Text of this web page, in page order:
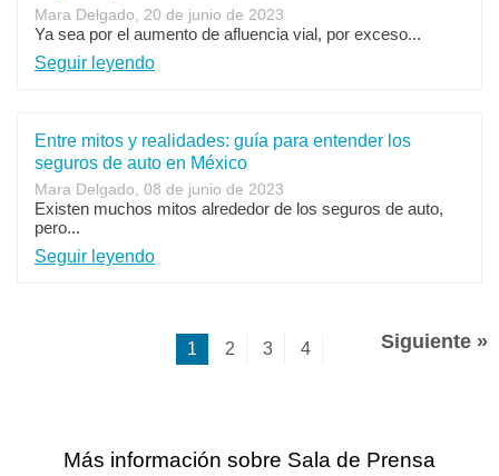
Mara Delgado, 20 de junio de 2023
Ya sea por el aumento de afluencia vial, por exceso...
Seguir leyendo
Entre mitos y realidades: guía para entender los
seguros de auto en México
Mara Delgado, 08 de junio de 2023
Existen muchos mitos alrededor de los seguros de auto,
pero...
Seguir leyendo
1 2 3 4 Siguiente »
Más información sobre Sala de Prensa